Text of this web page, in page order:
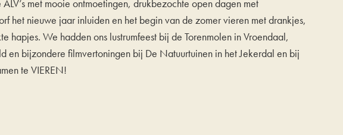
met mooie ontmoetingen, drukbezochte open dagen met
het nieuwe jaar inluiden en het begin van de zomer vieren met drankjes,
hapjes. We hadden ons lustrumfeest bij de Torenmolen in Vroendaal,
en bijzondere filmvertoningen bij De Natuurtuinen in het Jekerdal en bij
te VIEREN!